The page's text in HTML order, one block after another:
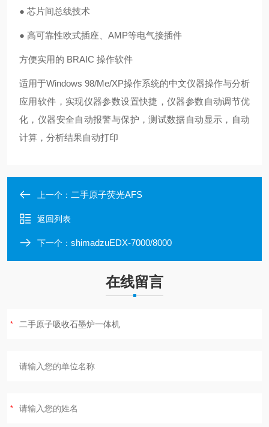
● 芯片间总线技术
● 高可靠性欧式插座、AMP等电气接插件
方便实用的 BRAIC 操作软件
适用于Windows 98/Me/XP操作系统的中文仪器操作与分析
应用软件，实现仪器参数设置快捷，仪器参数自动调节优
化，仪器安全自动报警与保护，测试数据自动显示，自动
计算，分析结果自动打印
上一个： 二手原子荧光AFS
返回列表
下一个： shimadzuEDX-7000/8000
在线留言